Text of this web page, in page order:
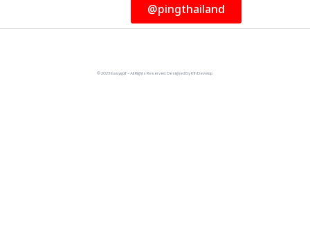
@pingthailand
© 2023 Easygolf - All Rights Reserved. Designed By KTn Develop.​